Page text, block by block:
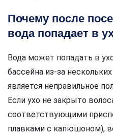
Почему после
вода попадает в
Вода может попадать в
бассейна из-за
является неправильное
Если ухо не закрыто
соответствующими
плавками с капюшоном),